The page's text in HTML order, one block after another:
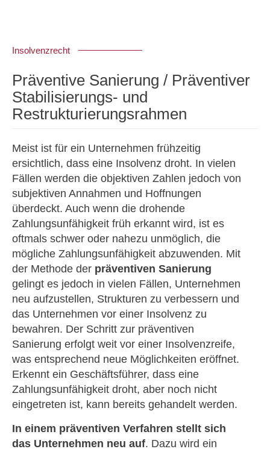
Insolvenzrecht
Präventive Sanierung / Präventiver
Stabilisierungs- und
Restrukturierungsrahmen
Meist ist für ein Unternehmen frühzeitig
ersichtlich, dass eine Insolvenz droht. In vielen
Fällen werden die objektiven Zahlen jedoch von
subjektiven Annahmen und Hoffnungen
überdeckt. Auch wenn die drohende
Zahlungsunfähigkeit früh erkannt wird, ist es
oftmals schwer oder nahezu unmöglich, die
mögliche Zahlungsunfähigkeit abzuwenden. Mit
der Methode der präventiven Sanierung
gelingt es jedoch in vielen Fällen, Unternehmen
neu aufzustellen, Strukturen zu verbessern und
das Unternehmen vor einer Insolvenz zu
bewahren. Der Schritt zur präventiven
Sanierung erfolgt weit vor einer Insolvenzreife,
was entsprechend neue Möglichkeiten eröffnet.
Erkennt ein Geschäftsführer, dass eine
Zahlungsunfähigkeit droht, aber noch nicht
eingetreten ist, kann bereits gehandelt werden.
In einem präventiven Verfahren stellt sich
das Unternehmen neu auf. Dazu wird ein